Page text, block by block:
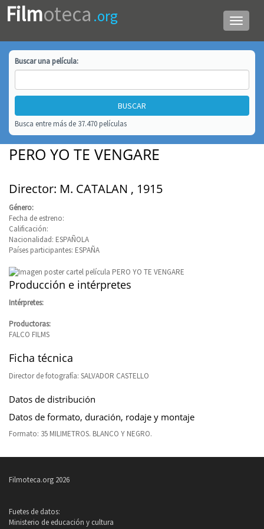
Menú
de
Filmoteca .org
Buscar unapelícula:
Busca entre más de 37.470 películas
PERO YO TE VENGARE
Director: M. CATALAN , 1915
Género:
Fecha de estreno:
Calificación:
Nacionalidad: ESPAÑOLA
Países participantes: ESPAÑA
Producción e intérpretes
Intérpretes:
Productoras:
FALCO FILMS
Ficha técnica
Director de fotografía: SALVADOR CASTELLO
Datos de distribución
Datos de formato, duración, rodaje y montaje
Formato: 35 MILIMETROS. BLANCO Y NEGRO.
Filmoteca.org 2026
Fuetes de datos:
Ministerio de educación y cultura